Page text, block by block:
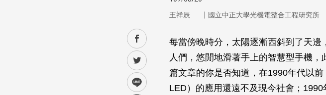
facebook
twitter
line
王祥辰 ｜ 國立中正大學光機電整合工程研究所
每當傍晚時分，太陽逐漸西斜到了天
人們，悠閒地滑著手上的智慧型手機
篇文章的你是否知道，在1990年代以
LED）的應用還遠不及現今社會；